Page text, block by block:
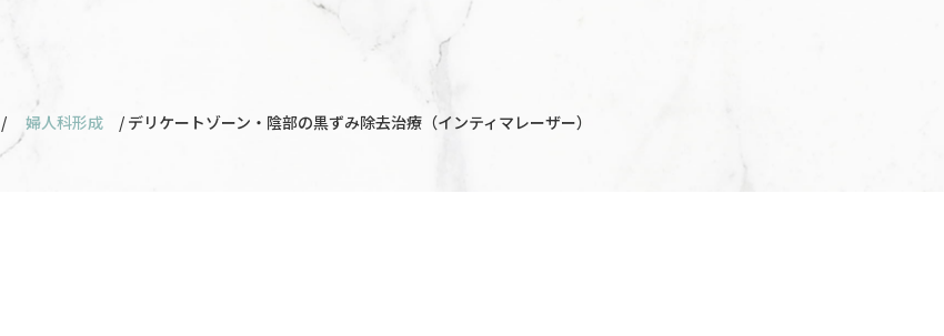
/ 婦人科形成 / デリケートゾーン・陰部の黒ずみ除去治療（インティマレーザー）